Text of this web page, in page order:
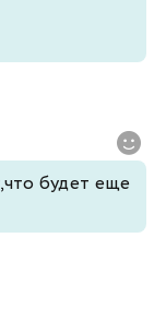
будет еще